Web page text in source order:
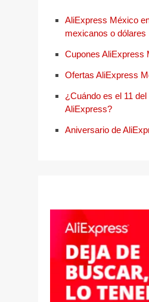
AliExpress México
mexicanos o dólares
Cupones AliExpress
Ofertas AliExpress
¿Cuándo es el 11 del
AliExpress?
Aniversario de